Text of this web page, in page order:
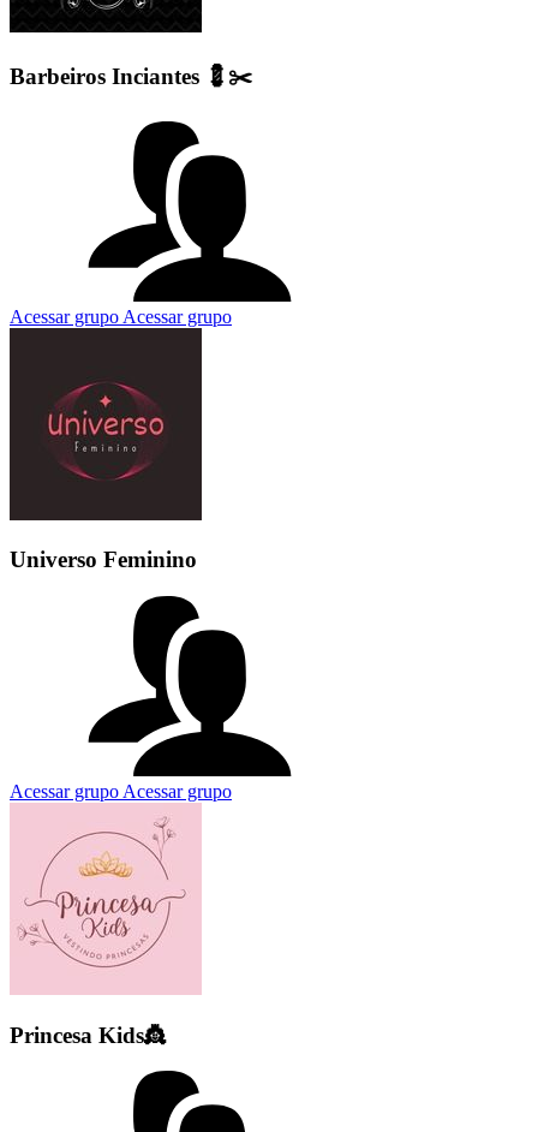
Barbeiros Inciantes 💈✂️
Acessar grupo Acessar grupo
Universo Feminino
Acessar grupo Acessar grupo
Princesa Kids👸